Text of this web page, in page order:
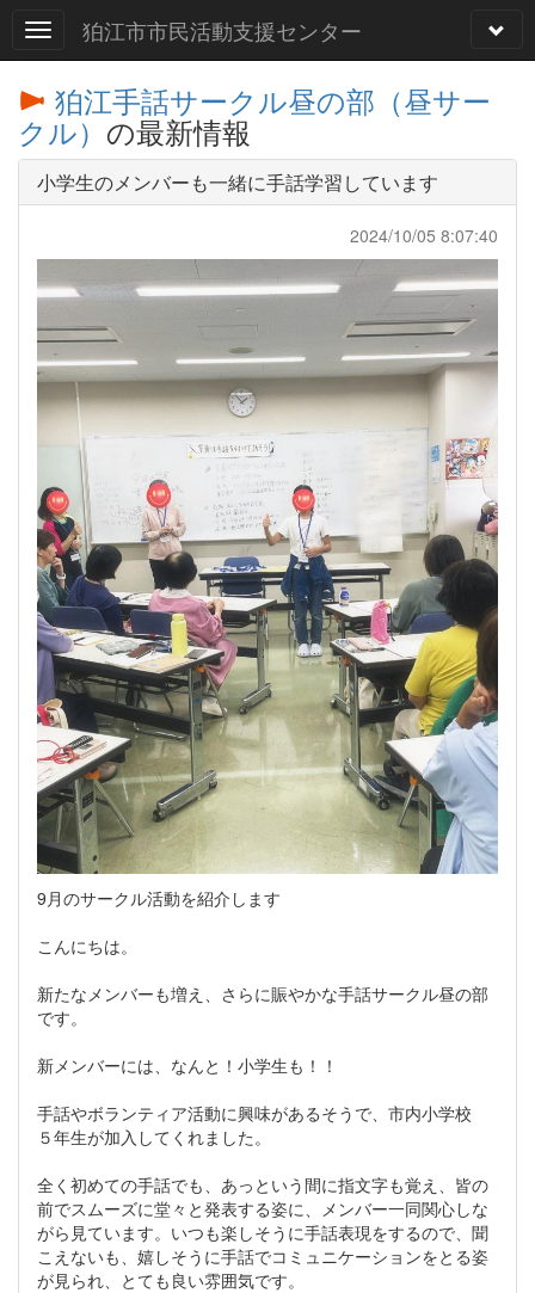
狛江市市民活動支援センター
狛江手話サークル昼の部（昼サー
クル） の最新情報
小学生のメンバーも一緒に手話学習しています
2024/10/05 8:07:40
9月のサークル活動を紹介します
こんにちは。
新たなメンバーも増え、さらに賑やかな手話サークル昼の部
です。
新メンバーには、なんと！小学生も！！
手話やボランティア活動に興味があるそうで、市内小学校
５年生が加入してくれました。
全く初めての手話でも、あっという間に指文字も覚え、皆の
前でスムーズに堂々と発表する姿に、メンバー一同関心しな
がら見ています。いつも楽しそうに手話表現をするので、聞
こえないも、嬉しそうに手話でコミュニケーションをとる姿
が見られ、とても良い雰囲気です。